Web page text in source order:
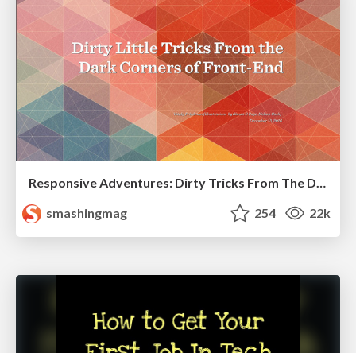
Responsive Adventures: Dirty Tricks From The Dark Corners of Front-End
smashingmag
254 22k